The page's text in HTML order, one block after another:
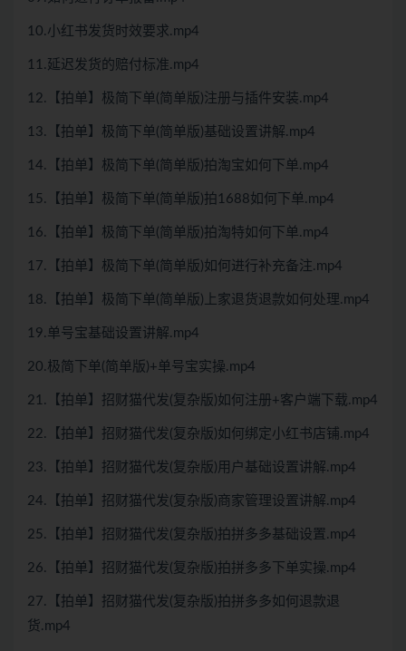
10.小红书发货时效要求.mp4
11.延迟发货的赔付标准.mp4
12.【拍单】极简下单(简单版)注册与插件安装.mp4
13.【拍单】极简下单(简单版)基础设置讲解.mp4
14.【拍单】极简下单(简单版)拍淘宝如何下单.mp4
15.【拍单】极简下单(简单版)拍1688如何下单.mp4
16.【拍单】极简下单(简单版)拍淘特如何下单.mp4
17.【拍单】极简下单(简单版)如何进行补充备注.mp4
18.【拍单】极简下单(简单版)上家退货退款如何处理.mp4
19.单号宝基础设置讲解.mp4
20.极简下单(简单版)+单号宝实操.mp4
21.【拍单】招财猫代发(复杂版)如何注册+客户端下载.mp4
22.【拍单】招财猫代发(复杂版)如何绑定小红书店铺.mp4
23.【拍单】招财猫代发(复杂版)用户基础设置讲解.mp4
24.【拍单】招财猫代发(复杂版)商家管理设置讲解.mp4
25.【拍单】招财猫代发(复杂版)拍拼多多基础设置.mp4
26.【拍单】招财猫代发(复杂版)拍拼多多下单实操.mp4
27.【拍单】招财猫代发(复杂版)拍拼多多如何退款退
货.mp4